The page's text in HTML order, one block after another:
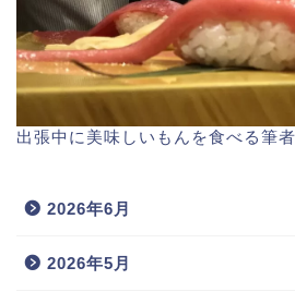
出張中に美味しいもんを食べる筆者
2026年6月
2026年5月